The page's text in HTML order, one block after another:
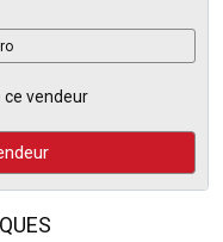
ce vendeur